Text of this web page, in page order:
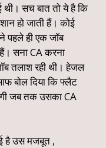
सच बात तो ये है कि
हो जाती हैं। कोई
पहले ही एक जॉब
सना CA करना
तलाश रही थी। हेजल
बोल दिया कि फ्लैट
जब तक उसका CA
है उस मजबूत ,